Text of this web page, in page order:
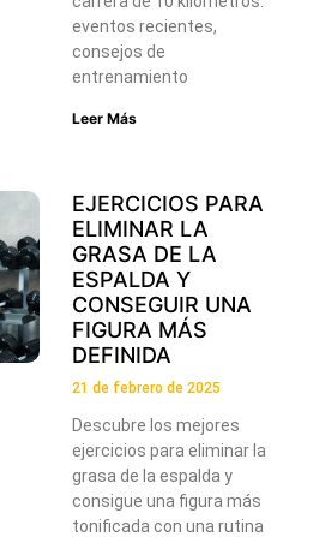
eventos recientes,
consejos de
entrenamiento
Leer Más
EJERCICIOS PARA
ELIMINAR LA
GRASA DE LA
ESPALDA Y
CONSEGUIR UNA
FIGURA MÁS
DEFINIDA
21 de febrero de 2025
Descubre los mejores
ejercicios para eliminar la
grasa de la espalda y
consigue una figura más
tonificada con una rutina